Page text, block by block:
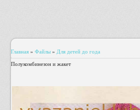
Главная » Файлы » Для детей до года
Полукомбинезон и жакет